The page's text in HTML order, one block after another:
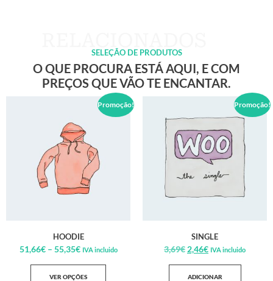
SELEÇÃO DE PRODUTOS
O QUE PROCURA ESTÁ AQUI, E COM
PREÇOS QUE VÃO TE ENCANTAR.
Promoção!
HOODIE
51,66€ – 55,35€ IVA incluido
VER OPÇÕES
Promoção!
SINGLE
3,69€ 2,46€ IVA incluido
ADICIONAR